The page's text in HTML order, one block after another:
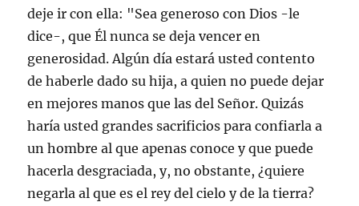
deje ir con ella: "Sea generoso con Dios -le
dice-, que Él nunca se deja vencer en
generosidad. Algún día estará usted contento
de haberle dado su hija, a quien no puede dejar
en mejores manos que las del Señor. Quizás
haría usted grandes sacrificios para confiarla a
un hombre al que apenas conoce y que puede
hacerla desgraciada, y, no obstante, ¿quiere
negarla al que es el rey del cielo y de la tierra?